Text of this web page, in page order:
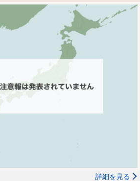
詳細を見る